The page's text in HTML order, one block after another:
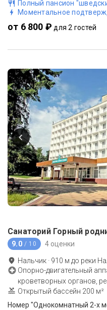
Полный пансион
Моментальное
от 6 800 ₽ для 2 гостей
Санаторий Горный
9.0 / 10 4 оценки
Нальчик · 910 м до реки
Опорно-двигательный
кроветворных органов,
Открытый бассейн 200 м²
Номер "Однокомнатный 2-х